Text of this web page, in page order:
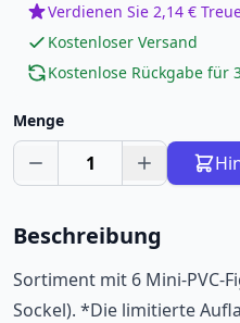
Verdienen Sie 2,14 €
Kostenloser Versand
Kostenlose Rückgabe für
Menge
1
Beschreibung
Sortiment mit 6 Mini-PVC-
Sockel). *Die limitierte